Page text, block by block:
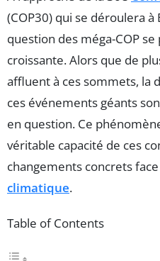
(COP30) qui se déroulera à
question des méga-COP
croissante. Alors que de
affluent à ces sommets, la
ces événements géants
en question. Ce
véritable capacité de ces
changements concrets
climatique.
Table of Contents